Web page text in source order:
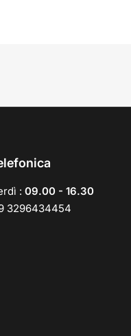
: 09.00 - 16.30
3296434454